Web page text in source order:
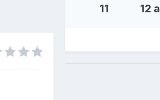
11 12 a